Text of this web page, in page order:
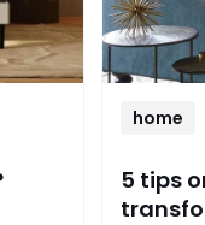
home
5 tips